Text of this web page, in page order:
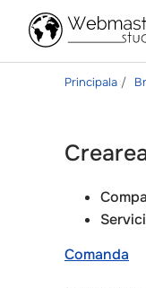
Principala
Comanda